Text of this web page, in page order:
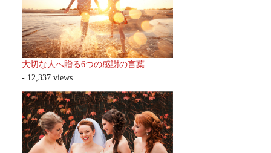
大切な人へ贈る6つの感謝の言葉
- 12,337 views